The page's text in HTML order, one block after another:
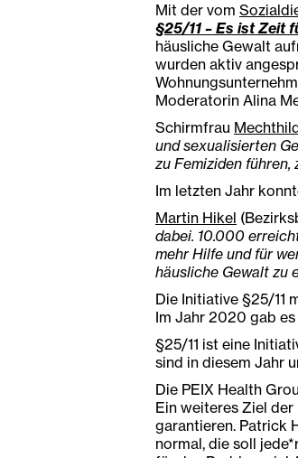
Mit der vom
§25/11 – Es ist Zeit
häusliche Gewalt
wurden aktiv
Moderatorin Alina
Schirmfrau
und sexualisierten
zu Femiziden führen,
Im letzten Jahr
Martin Hikel
dabei. 10.000
mehr Hilfe und für
häusliche Gewalt zu
Die Initiative §25/11
Im Jahr 2020 gab
§25/11 ist eine
sind in diesem Jahr
Die PEIX Health
Ein weiteres Ziel
garantieren. Patrick
normal, die soll